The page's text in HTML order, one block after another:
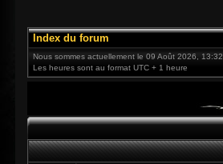
Index du forum
Nous sommes actuellement le 09 Août 2026, 13:32
Les heures sont au format UTC + 1 heure